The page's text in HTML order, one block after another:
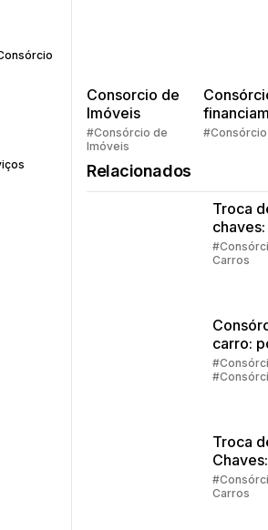
Consorcio de
Imóveis
#Consórcio de
Imóveis
Quem
#Consórcio
Relacionados
Troca
regras
Carros
carro:
vale a
Troca
Chaves:
Carros